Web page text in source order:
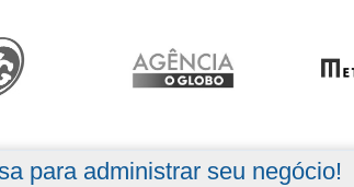
para administrar seu negócio!